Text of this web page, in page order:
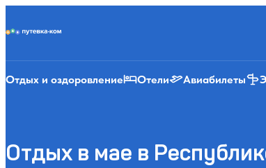
Отдых и оздоровление Отели Авиабилеты
Отдых в мае в